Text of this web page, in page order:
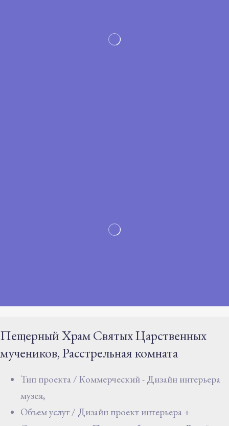
Пещерный Храм Святых Царственных
мучеников, Расстрельная комната
Тип проекта / Коммерческий - Дизайн интерьера
музея,
Объем услуг / Дизайн проект интерьера +